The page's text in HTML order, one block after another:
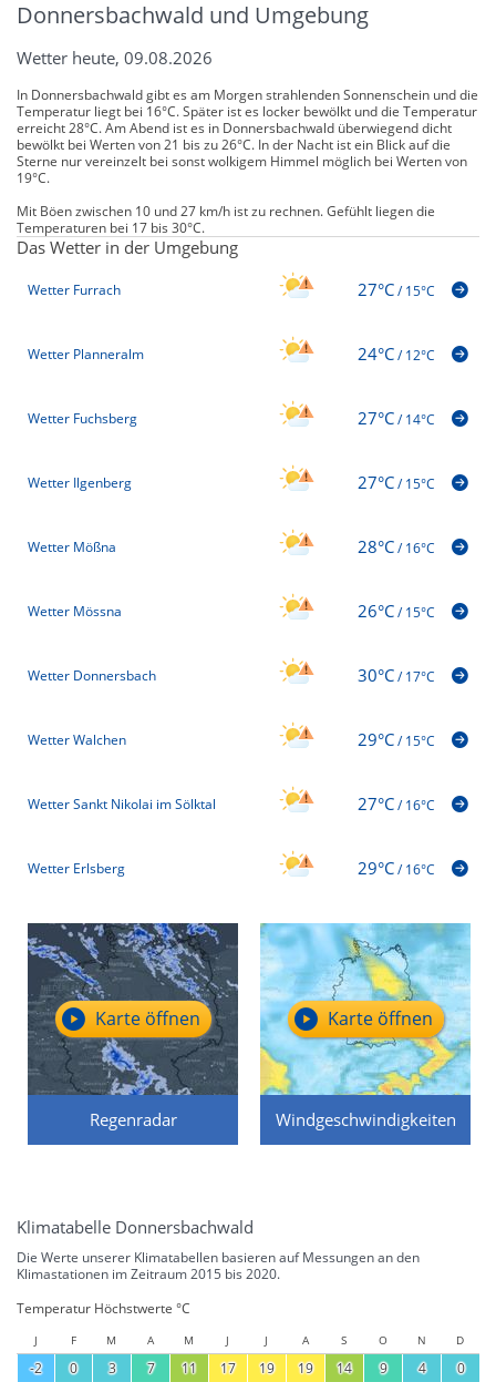
Donnersbachwald und Umgebung
Wetter heute, 09.08.2026
In Donnersbachwald gibt es am Morgen strahlenden Sonnenschein und die
Temperatur liegt bei 16°C. Später ist es locker bewölkt und die Temperatur
erreicht 28°C. Am Abend ist es in Donnersbachwald überwiegend dicht
bewölkt bei Werten von 21 bis zu 26°C. In der Nacht ist ein Blick auf die
Sterne nur vereinzelt bei sonst wolkigem Himmel möglich bei Werten von
19°C.
Mit Böen zwischen 10 und 27 km/h ist zu rechnen. Gefühlt liegen die
Temperaturen bei 17 bis 30°C.
Das Wetter in der Umgebung
Wetter Furrach 27°C/15°C
Wetter Planneralm 24°C/12°C
Wetter Fuchsberg 27°C/14°C
Wetter Ilgenberg 27°C/15°C
Wetter Mößna 28°C/16°C
Wetter Mössna 26°C/15°C
Wetter Donnersbach 30°C/17°C
Wetter Walchen 29°C/15°C
Wetter Sankt Nikolai im Sölktal 27°C/16°C
Wetter Erlsberg 29°C/16°C
Regenradar
Karte öffnen
Windgeschwindigkeiten
Karte öffnen
Klimatabelle Donnersbachwald
Die Werte unserer Klimatabellen basieren auf Messungen an den
Klimastationen im Zeitraum 2015 bis 2020.
Temperatur Höchstwerte °C
J F M A M J J A S O N D
-2 0 3 7 11 17 19 19 14 9 4 0